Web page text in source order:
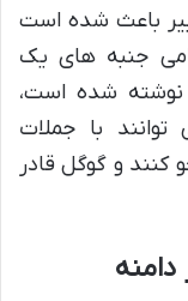
باعث شده است
جنبه های یک
نوشته شده است،
با جملات
و گوگل قادر
دامنه